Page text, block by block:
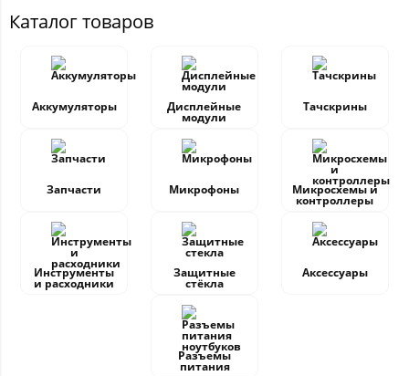
Каталог товаров
Аккумуляторы Дисплейные
модули
Тачскрины
Запчасти Микрофоны Микросхемы и
контроллеры
Инструменты
и расходники
Защитные
стёкла
Аксессуары
Разъемы
питания